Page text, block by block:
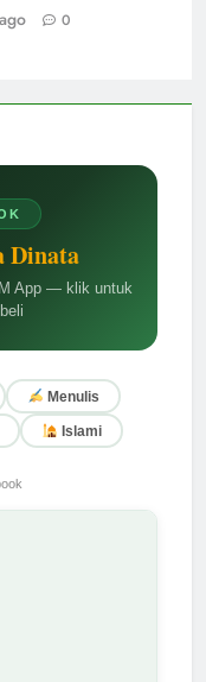
Dinata
App — klik untuk
Menulis
Islami
0